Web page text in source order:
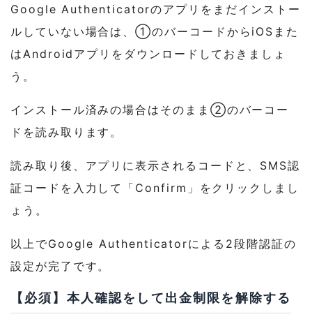
Google Authenticatorのアプリをまだインストー
ルしていない場合は、①のバーコードからiOSまた
はAndroidアプリをダウンロードしておきましょ
う。
インストール済みの場合はそのまま②のバーコー
ドを読み取ります。
読み取り後、アプリに表示されるコードと、SMS認
証コードを入力して「Confirm」をクリックしまし
ょう。
以上でGoogle Authenticatorによる2段階認証の
設定が完了です。
【必須】本人確認をして出金制限を解除する